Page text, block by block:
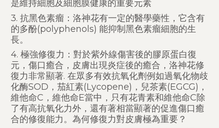
是維持細胞及細胞膜健康的重要元素
3. 抗黑色素瘤：洛神花有一定的醫學藥性，它含有
的多酚(polyphenols) 能抑制黑色素瘤細胞的生
長。
4. 極強修復力：對於紫外線傷害後的膠原蛋白復
元，傷口癒合，皮膚出現炎症後的癒合，洛神花修
復力非常顯著. 在眾多有效抗氧化劑例如過氧化物歧
化酶SOD，茄紅素(Lycopene)，兒茶素(EGCG)，
維他命C，維他命E當中，只有花青素和維他命C除
了有高抗氧化力外，還有著相當顯著的促進傷口癒
合的修復能力。為何修復力對皮膚極為重要？